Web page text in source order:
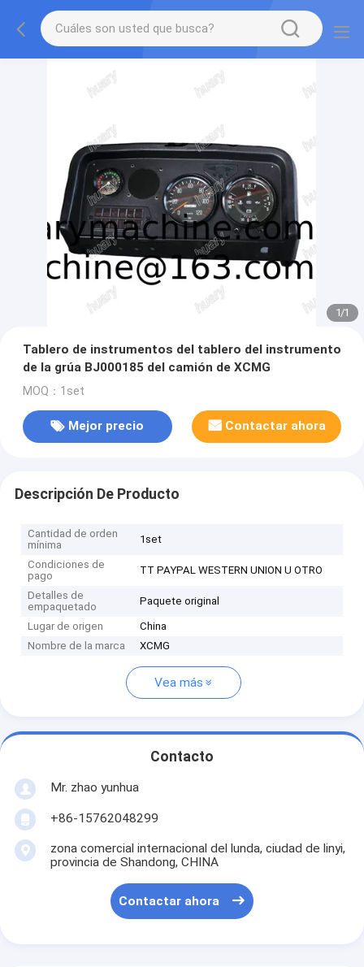
1/1
Tablero de instrumentos del tablero del instrumento
de la grúa BJ000185 del camión de XCMG
MOQ：1set
Mejor precio Contactar ahora
Descripción De Producto
Cantidad de orden
mínima
1set
Condiciones de
pago
TT PAYPAL WESTERN UNION U OTRO
Detalles de
empaquetado
Paquete original
Lugar de origen
China
Nombre de la marca
XCMG
Vea más
Contacto
Mr. zhao yunhua
+86-15762048299
zona comercial internacional del lunda, ciudad de linyi,
provincia de Shandong, CHINA
Contactar ahora